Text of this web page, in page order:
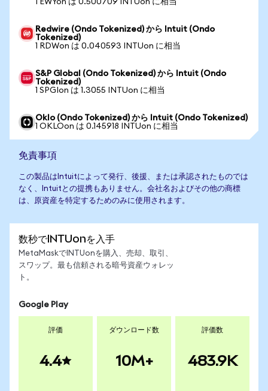
1 EWYon は 0.500709 INTUon に相当
Redwire (Ondo Tokenized) から Intuit (Ondo
Tokenized)
1 RDWon は 0.040593 INTUon に相当
S&P Global (Ondo Tokenized) から Intuit (Ondo
Tokenized)
1 SPGIon は 1.3055 INTUon に相当
Oklo (Ondo Tokenized) から Intuit (Ondo Tokenized)
1 OKLOon は 0.145918 INTUon に相当
免責事項
この製品はIntuitによって発行、後援、または承認されたものでは
なく、Intuitとの提携もありません。会社名およびその他の商標
は、原資産を特定するためのみに使用されます。
数秒でINTUonを入手
MetaMaskでINTUonを購入、売却、取引、
スワップ。最も信頼される暗号資産ウォレッ
ト。
Google Play
評価
4.4
ダウンロード数
10M+
評価数
483.9K